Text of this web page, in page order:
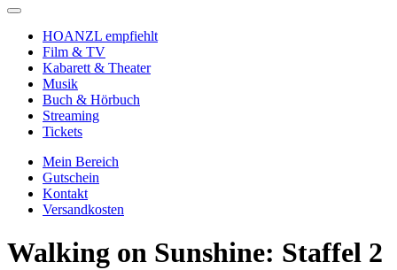
HOANZL empfiehlt
Film & TV
Kabarett & Theater
Musik
Buch & Hörbuch
Streaming
Tickets
Mein Bereich
Gutschein
Kontakt
Versandkosten
Walking on Sunshine: Staffel 2